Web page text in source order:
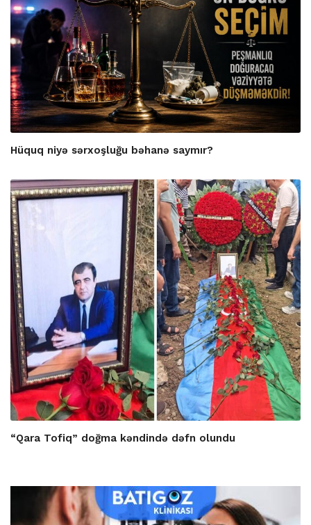
Hüquq niyə sərxoşluğu bəhanə saymır?
“Qara Tofiq” doğma kəndində dəfn olundu